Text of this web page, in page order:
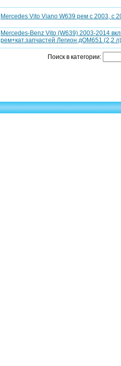
Mercedes Vito Viano W639 рем c 2003, c
Mercedes-Benz Vito (W639) 2003-2014
рем+кат.запчастей Легион дOM651 (2,2
Поиск в категории: